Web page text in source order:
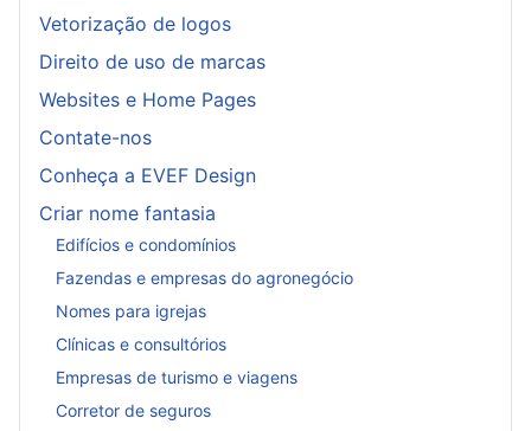
Vetorização de logos
Direito de uso de marcas
Websites e Home Pages
Contate-nos
Conheça a EVEF Design
Criar nome fantasia
Edifícios e condomínios
Fazendas e empresas do agronegócio
Nomes para igrejas
Clínicas e consultórios
Empresas de turismo e viagens
Corretor de seguros